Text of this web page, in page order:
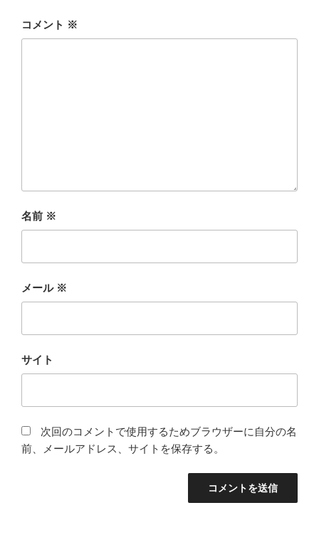
コメント ※
名前 ※
メール ※
サイト
次回のコメントで使用するためブラウザーに自分の名
前、メールアドレス、サイトを保存する。